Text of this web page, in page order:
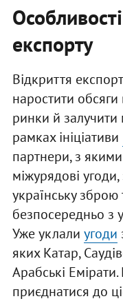
експорту
Відкриття
наростити
ринки й залучити
рамках ініціативи
партнери, з якими
міжурядові
українську зброю
безпосередньо з
Уже уклали угоди
яких Катар,
Арабські
приєднатися до